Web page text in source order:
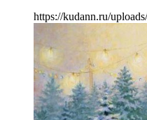
https://kudann.ru/